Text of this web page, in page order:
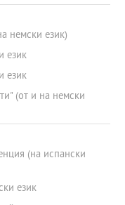
немски език)
език
език
(от и на немски
(на испански
език